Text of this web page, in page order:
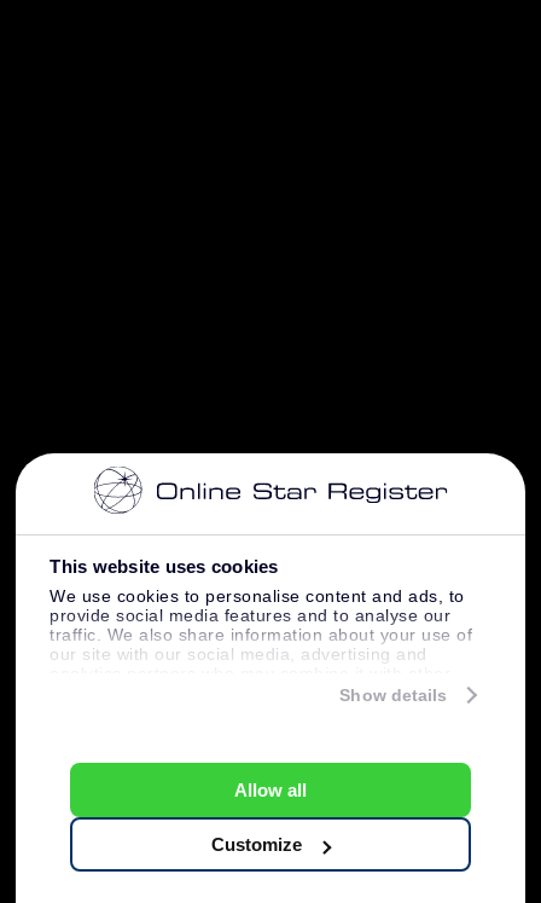
This website uses cookies
We use cookies to personalise content and ads, to
provide social media features and to analyse our
traffic. We also share information about your use of
our site with our social media, advertising and
information that you’ve provided to them or that
Show details
Allow all
Customize